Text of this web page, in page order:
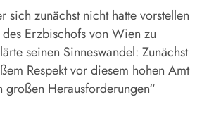
sich zunächst nicht hatte vorstellen
Erzbischofs von Wien zu
seinen Sinneswandel: Zunächst
Respekt vor diesem hohen Amt
großen Herausforderungen“